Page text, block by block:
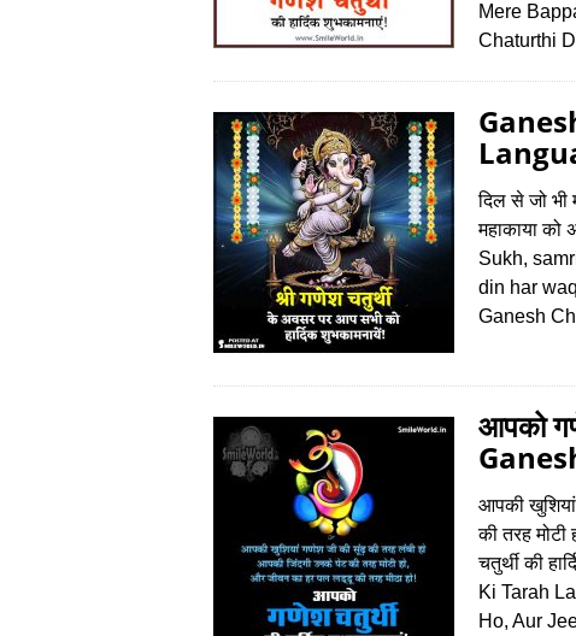
Mere
Chaturthi
दिल से जो भी
महाकाया को
Sukh,
din har
Ganesh
आपको
आपकी
की तरह
चतुर्थी की
Ki Tarah
Ho, Aur